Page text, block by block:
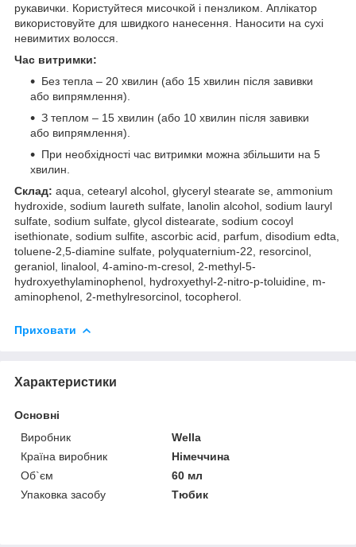
рукавички. Користуйтеся мисочкой і пензликом. Аплікатор
використовуйте для швидкого нанесення. Наносити на сухі
невимитих волосся.
Час витримки:
Без тепла – 20 хвилин (або 15 хвилин після завивки
або випрямлення).
З теплом – 15 хвилин (або 10 хвилин після завивки
або випрямлення).
При необхідності час витримки можна збільшити на 5
хвилин.
Склад: aqua, cetearyl alcohol, glyceryl stearate se, ammonium
hydroxide, sodium laureth sulfate, lanolin alcohol, sodium lauryl
sulfate, sodium sulfate, glycol distearate, sodium cocoyl
isethionate, sodium sulfite, ascorbic acid, parfum, disodium edta,
toluene-2,5-diamine sulfate, polyquaternium-22, resorcinol,
geraniol, linalool, 4-amino-m-cresol, 2-methyl-5-
hydroxyethylaminophenol, hydroxyethyl-2-nitro-p-toluidine, m-
aminophenol, 2-methylresorcinol, tocopherol.
Приховати
Характеристики
Основні
Виробник
Wella
Країна виробник
Німеччина
Об`єм
60 мл
Упаковка засобу
Тюбик